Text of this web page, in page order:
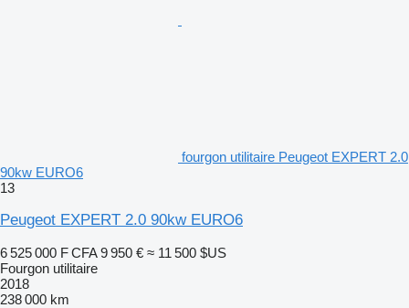
fourgon utilitaire Peugeot EXPERT 2.0
90kw EURO6
13
Peugeot EXPERT 2.0 90kw EURO6
6 525 000 F CFA 9 950 € ≈ 11 500 $US
Fourgon utilitaire
2018
238 000 km